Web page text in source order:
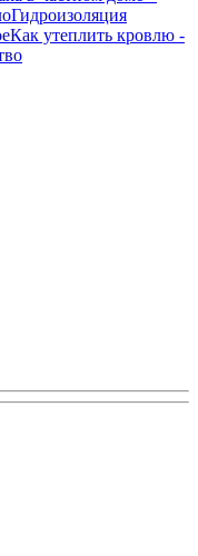
Гидроизоляция
Как утеплить кровлю -